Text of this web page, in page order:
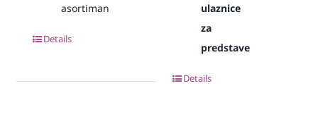
asortiman
Details
ulaznice
za
predstave
Details